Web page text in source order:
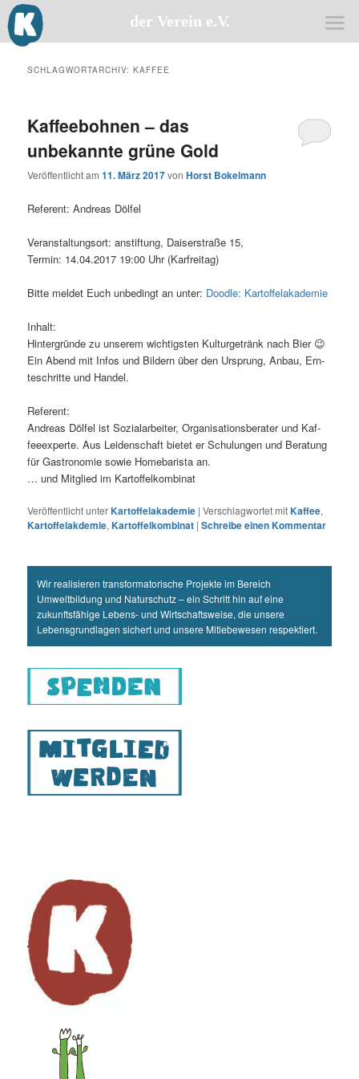
Zum
primären
Zum
sekundären
SCHLAGWORTARCHIV:KAFFEE
Kaffeebohnen – das
unbekannte grüne Gold
Veröffentlicht am11. März 2017vonHorst Bokelmann
Refe­rent: Andre­as Dölfel
Ver­an­stal­tungs­ort: anstif­tung, Dai­ser­stra­ße 15,
Ter­min: 14.04.2017 19:00 Uhr (Kar­frei­tag)
Bit­te mel­det Euch unbe­dingt an unter: Dood­le: Kartoffelakademie
Inhalt:
Hin­ter­grün­de zu unse­rem wich­tigs­ten Kul­tur­ge­tränk nach Bier 😉
Ein Abend mit Infos und Bil­dern über den Ursprung, Anbau, Ern­
te­schrit­te und Handel.
Refe­rent:
Andre­as Döl­fel ist Sozi­al­ar­bei­ter, Orga­ni­sa­ti­ons­be­ra­ter und Kaf­
fee­ex­per­te. Aus Lei­den­schaft bie­tet er Schu­lun­gen und Bera­tung
für Gas­tro­no­mie sowie Home­ba­ris­ta an.
… und Mit­glied im Kartoffelkombinat
Veröffentlicht unterKartoffelakademie |Verschlagwortet mitKaffee,
Kartoffelakdemie,Kartoffelkombinat |Schreibe einen Kommentar
Wir realisieren transformatorische Projekte im Bereich
Umweltbildung und Naturschutz – ein Schritt hin auf eine
zukunftsfähige Lebens- und Wirtschaftsweise, die unsere
Lebensgrundlagen sichert und unsere Mitlebewesen respektiert.
der Verein e.V.